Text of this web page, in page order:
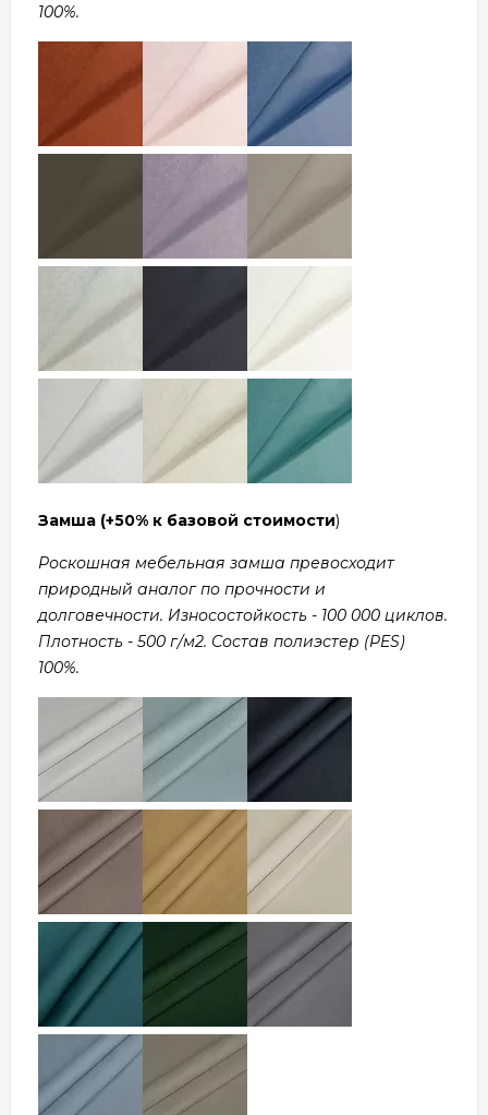
100%.
Замша (+50% к базовой стоимости)
Роскошная мебельная замша превосходит
природный аналог по прочности и
долговечности. Износостойкость - 100 000 циклов.
Плотность - 500 г/м2. Состав полиэстер (PES)
100%.